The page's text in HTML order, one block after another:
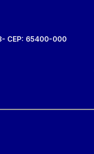
- CEP: 65400-000